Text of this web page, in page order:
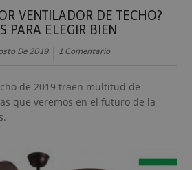
VENTILADOR DE TECHO?
PARA ELEGIR BIEN
De 2019 1 Comentario
de 2019 traen multitud de
que veremos en el futuro de la